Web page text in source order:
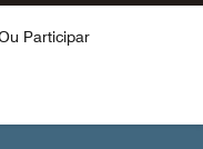
Participar